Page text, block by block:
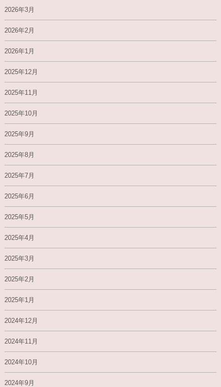
2026年3月
2026年2月
2026年1月
2025年12月
2025年11月
2025年10月
2025年9月
2025年8月
2025年7月
2025年6月
2025年5月
2025年4月
2025年3月
2025年2月
2025年1月
2024年12月
2024年11月
2024年10月
2024年9月